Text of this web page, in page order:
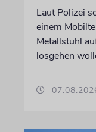
Laut Polizei
einem
Metallstuhl
losgehen